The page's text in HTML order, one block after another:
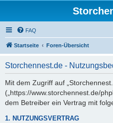
FAQ
Startseite Foren-Übersicht
Storchennest.de -
Mit dem Zugriff auf
(„https://www.storchennest.de/
dem Betreiber ein Vertrag mit
1. NUTZUNGSVERTRAG